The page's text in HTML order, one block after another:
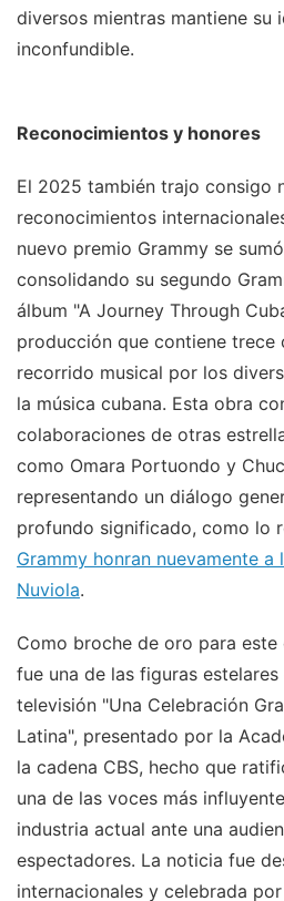
diversos mientras mantiene su
inconfundible.
Reconocimientos y honores
El 2025 también trajo consigo
reconocimientos
nuevo premio Grammy se
consolidando su segundo
álbum "A Journey Through
producción que contiene trece
recorrido musical por los
la música cubana. Esta obra
colaboraciones de otras
como Omara Portuondo y
representando un diálogo
profundo significado, como lo
Grammy honran nuevamente a
Nuviola.
Como broche de oro para
fue una de las figuras
televisión "Una Celebración
Latina", presentado por la
la cadena CBS, hecho que
una de las voces más
industria actual ante una
espectadores. La noticia fue
internacionales y celebrada